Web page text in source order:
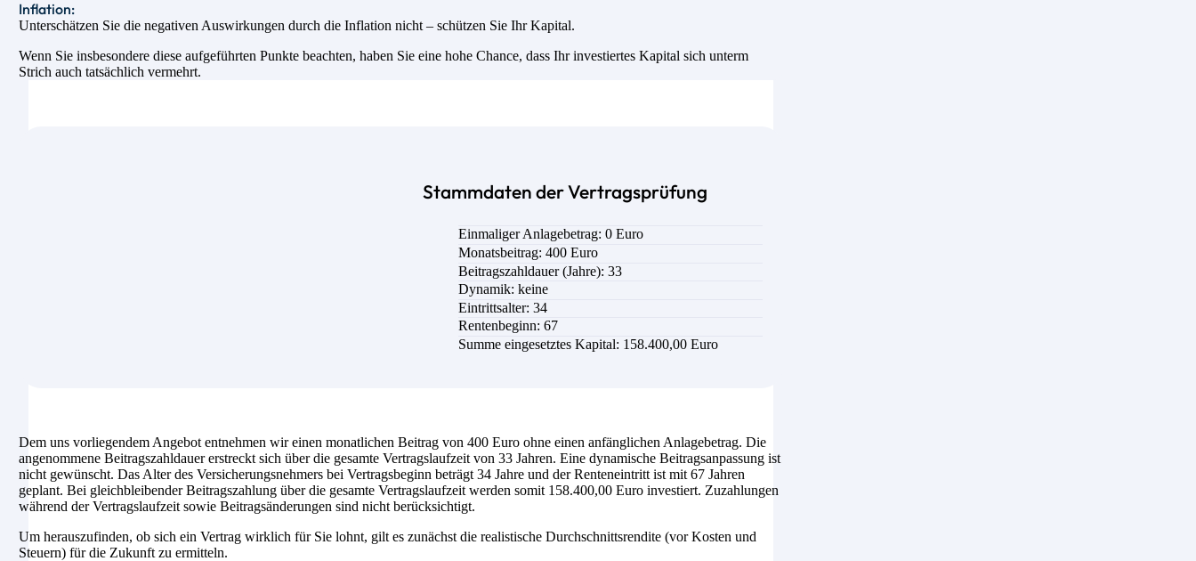
Inflation:
Unterschätzen Sie die negativen Auswirkungen durch die Inflation nicht – schützen Sie Ihr Kapital.
Wenn Sie insbesondere diese aufgeführten Punkte beachten, haben Sie eine hohe Chance, dass Ihr investiertes Kapital sich unterm
Strich auch tatsächlich vermehrt.
Stammdaten der Vertragsprüfung
Einmaliger Anlagebetrag: 0 Euro
Monatsbeitrag: 400Euro
Beitragszahldauer (Jahre): 33
Dynamik: keine
Eintrittsalter: 34
Rentenbeginn: 67
Summe eingesetztes Kapital: 158.400,00 Euro
Dem uns vorliegendem Angebot entnehmen wir einen monatlichen Beitrag von 400 Euro ohne einen anfänglichen Anlagebetrag. Die
angenommene Beitragszahldauer erstreckt sich über die gesamte Vertragslaufzeit von 33 Jahren. Eine dynamische Beitragsanpassung ist
nicht gewünscht. Das Alter des Versicherungsnehmers bei Vertragsbeginn beträgt 34 Jahre und der Renteneintritt ist mit 67 Jahren
geplant. Bei gleichbleibender Beitragszahlung über die gesamte Vertragslaufzeit werden somit 158.400,00 Euro investiert. Zuzahlungen
während der Vertragslaufzeit sowie Beitragsänderungen sind nicht berücksichtigt.
Um herauszufinden, ob sich ein Vertrag wirklich für Sie lohnt, gilt es zunächst die realistische Durchschnittsrendite (vor Kosten und
Steuern) für die Zukunft zu ermitteln.